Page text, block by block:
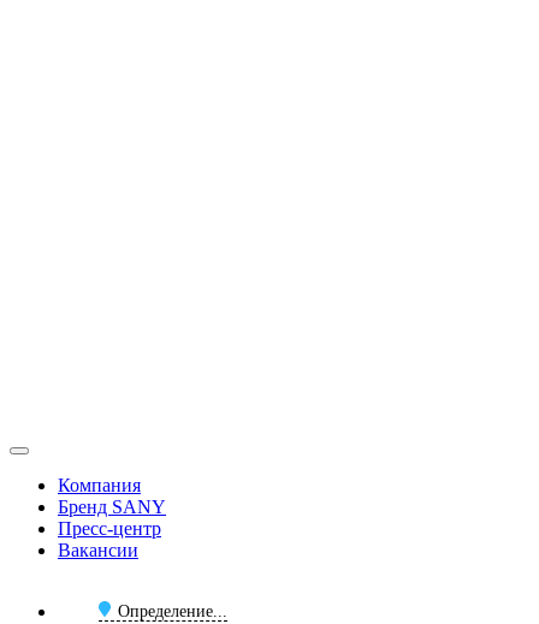
Компания
Бренд SANY
Пресс-центр
Вакансии
Определение...